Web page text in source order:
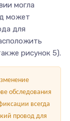
могла
может
для
рисунок 5).
обследования
всегда
провод для